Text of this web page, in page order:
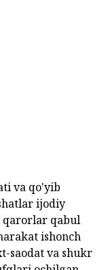
va qo'yib
ijodiy
qabul
ishonch
saodat va shukr